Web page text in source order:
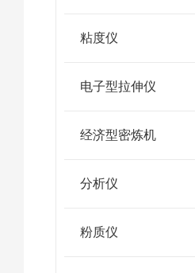
粘度仪
电子型拉伸仪
经济型密炼机
分析仪
粉质仪